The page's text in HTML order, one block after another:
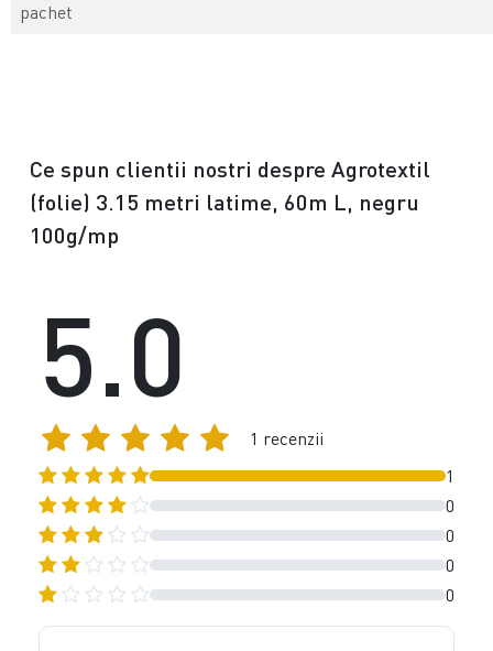
pachet
Ce spun clientii nostri despre Agrotextil
(folie) 3.15 metri latime, 60m L, negru
100g/mp
1
0
0
0
0
5.0
1 recenzii